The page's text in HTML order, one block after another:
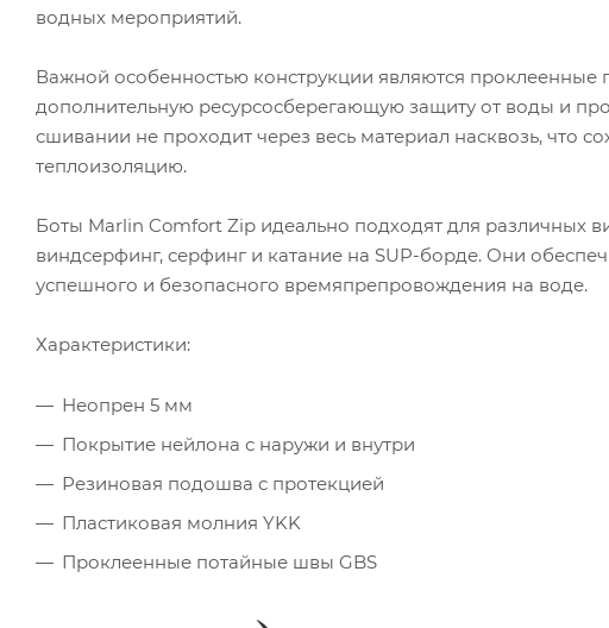
водных мероприятий.
Важной особенностью конструкции являются
дополнительную ресурсосберегающую защиту от воды и
сшивании не проходит через весь материал насквозь, что
теплоизоляцию.
Боты Marlin Comfort Zip идеально подходят для различных
виндсерфинг, серфинг и катание на SUP-борде. Они
успешного и безопасного времяпрепровождения на воде.
Характеристики:
Неопрен 5 мм
Покрытие нейлона с наружи и внутри
Резиновая подошва с протекцией
Пластиковая молния YKK
Проклеенные потайные швы GBS